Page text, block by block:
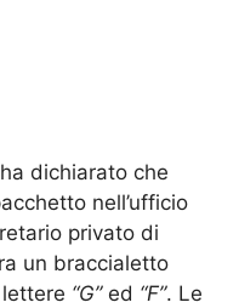
ha dichiarato che
nell’ufficio
privato di
un braccialetto
“G”ed “F”. Le